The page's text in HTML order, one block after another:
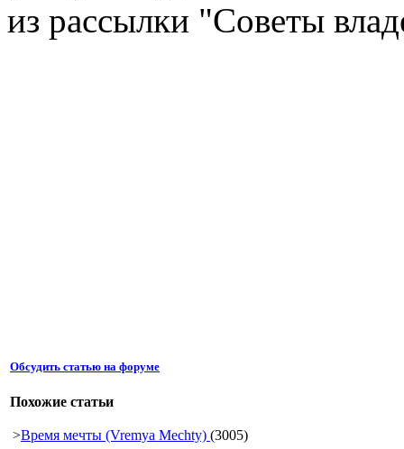
из рассылки "Советы
Обсудить статью на форуме
Похожие статьи
>Время мечты (Vremya Mechty) (3005)